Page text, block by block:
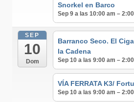
Snorkel en Barco
Sep 9 a las 10:00 am –
SEP
10
Dom
Barranco Seco. El
la Cadena
Sep 10 a las 9:00 am –
VÍA FERRATA K3/
Sep 10 a las 9:00 am –